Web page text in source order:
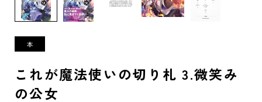
これが魔法使いの切り札 3.微笑み
の公女